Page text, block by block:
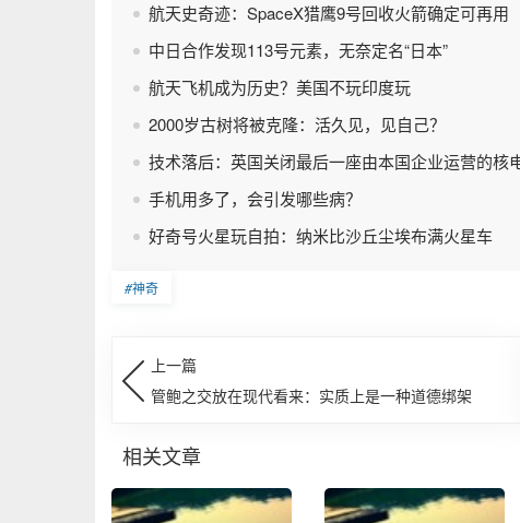
航天史奇迹：SpaceX猎鹰9号回收火箭确定可再用
中日合作发现113号元素，无奈定名“日本”
航天飞机成为历史？美国不玩印度玩
2000岁古树将被克隆：活久见，见自己？
技术落后：英国关闭最后一座由本国企业运营的核
手机用多了，会引发哪些病？
好奇号火星玩自拍：纳米比沙丘尘埃布满火星车
#神奇
上一篇
管鲍之交放在现代看来：实质上是一种道德绑架
相关文章